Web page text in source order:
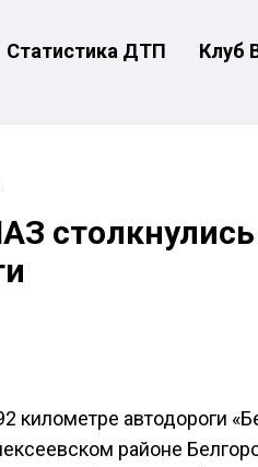
Статистика ДТП Клуб
километре автодороги
районе